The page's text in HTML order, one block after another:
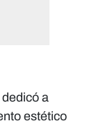
a
estético